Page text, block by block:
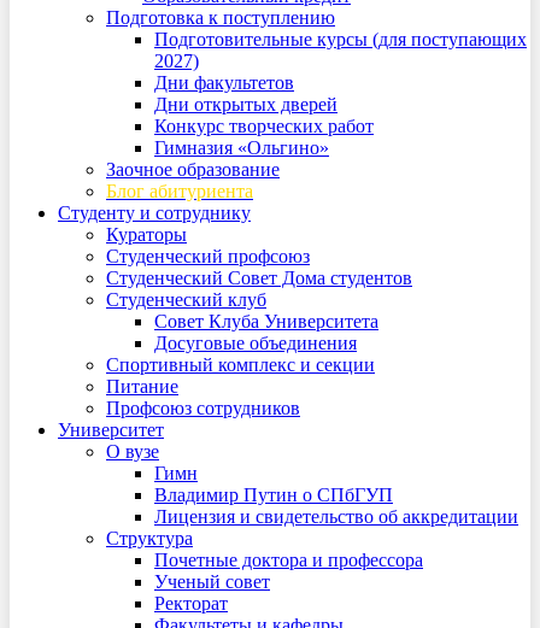
Подготовка к поступлению
Подготовительные курсы (для поступающих
2027)
Дни факультетов
Дни открытых дверей
Конкурс творческих работ
Гимназия «Ольгино»
Заочное образование
Блог абитуриента
Студенту и сотруднику
Кураторы
Студенческий профсоюз
Студенческий Совет Дома студентов
Студенческий клуб
Совет Клуба Университета
Досуговые объединения
Спортивный комплекс и секции
Питание
Профсоюз сотрудников
Университет
О вузе
Гимн
Владимир Путин о СПбГУП
Лицензия и свидетельство об аккредитации
Структура
Почетные доктора и профессора
Ученый совет
Ректорат